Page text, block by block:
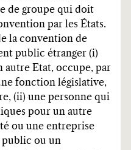
de groupe qui doit
par les États.
la convention de
public étranger (i)
autre Etat, occupe, par
fonction législative,
(ii) une personne qui
pour un autre
ou une entreprise
public ou un